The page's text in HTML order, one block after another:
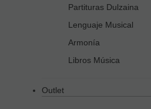
Partituras Dulzaina
Lenguaje Musical
Armonía
Libros Música
Outlet